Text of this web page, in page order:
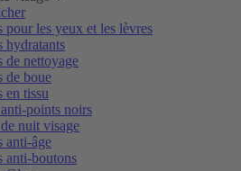
pour les yeux et les lèvres
hydratants
de nettoyage
de boue
en tissu
points noirs
nuit visage
anti-âge
anti-boutons